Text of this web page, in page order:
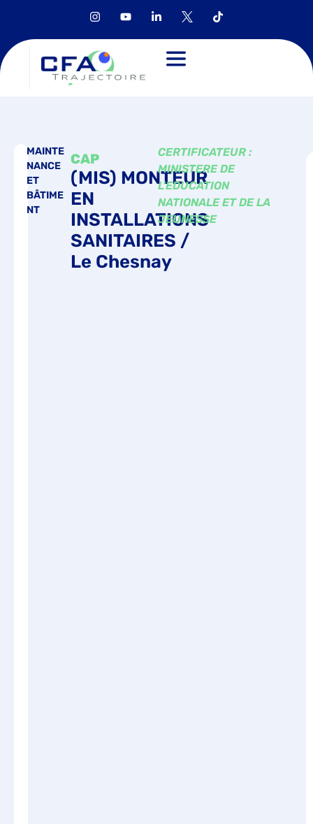
MAINTE
NANCE
ET
BÂTIME
NT
CAP
(MIS) MONTEUR
EN
INSTALLATIONS
SANITAIRES /
Le Chesnay
CERTIFICATEUR :
MINISTERE DE
L'EDUCATION
NATIONALE ET DE LA
JEUNESSE